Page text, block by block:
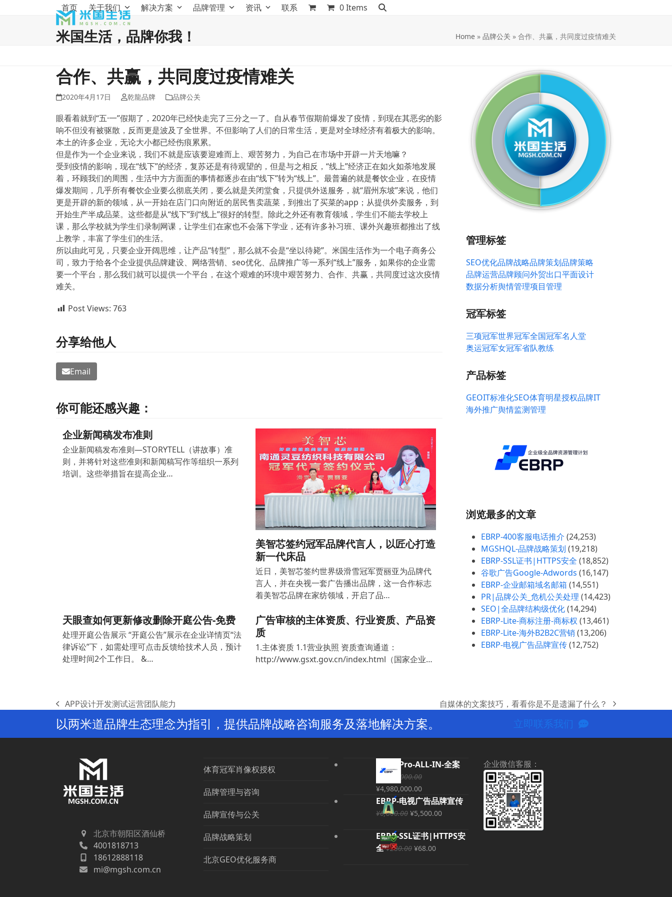
首页 关于我们 解决方案 品牌管理 资讯 联系 0 Items
米国生活，品牌你我！ Home » 品牌公关 » 合作、共赢，共同度过疫情难关
合作、共赢，共同度过疫情难关
2020年4月17日 乾龍品牌 品牌公关
眼看着就到“五·一”假期了，2020年已经快走完了三分之一了。自从春节假期前爆发了疫情，到现在其恶劣的影
响不但没有被驱散，反而更是波及了全世界。不但影响了人们的日常生活，更是对全球经济有着极大的影响。
本土的许多企业，无论大小都已经伤痕累累。
但是作为一个企业来说，我们不就是应该要迎难而上、艰苦努力，为自己在市场中开辟一片天地嘛？
受到疫情的影响，现在“线下”的经济，复苏还是有待观望的，但是与之相反，“线上”经济正在如火如荼地发展
着，环顾我们的周围，生活中方方面面的事情都逐步在由“线下”转为“线上”。最普遍的就是餐饮企业，在疫情
爆发期间，几乎所有餐饮企业要么彻底关闭，要么就是关闭堂食，只提供外送服务，就“眉州东坡”来说，他们
更是开辟的新的领域，从一开始在店门口向附近的居民售卖蔬菜，到推出了买菜的app；从提供外卖服务，到
开始生产半成品菜。这些都是从“线下”到“线上”很好的转型。除此之外还有教育领域，学生们不能去学校上
课，那么学校就为学生们录制网课，让学生们在家也不会落下学业，还有许多补习班、课外兴趣班都推出了线
上教学，丰富了学生们的生活。
所以由此可见，只要企业开阔思维，让产品“转型”，那么就不会是“坐以待毙”。米国生活作为一个电子商务公
司，致力于给各个企业提供品牌建设、网络营销、seo优化、品牌推广等一系列“线上”服务，如果你的企业需
要一个平台，那么我们就可以提供一个平台，在这个艰难的环境中艰苦努力、合作、共赢，共同度过这次疫情
难关。
Post Views: 763
分享给他人
Email
你可能还感兴趣：
企业新闻稿发布准则
企业新闻稿发布准则—STORYTELL（讲故事）准
则，并将针对这些准则和新闻稿写作等组织一系列
培训。这些举措旨在提高企业…
美智芯签约冠军品牌代言人，以匠心打造
新一代床品
近日，美智芯签约世界级滑雪冠军贾丽亚为品牌代
言人，并在央视一套广告播出品牌，这一合作标志
着美智芯品牌在家纺领域，开启了品…
天眼查如何更新修改删除开庭公告-免费
处理开庭公告展示 “开庭公告”展示在企业详情页“法
律诉讼”下，如需处理可点击反馈给技术人员，预计
处理时间2个工作日。 &…
广告审核的主体资质、行业资质、产品资
质
1.主体资质 1.1营业执照 资质查询通道：
http://www.gsxt.gov.cn/index.html（国家企业…
管理标签
SEO优化品牌战略品牌策划品牌策略
品牌运营品牌顾问外贸出口平面设计
数据分析舆情管理项目管理
冠军标签
三项冠军世界冠军全国冠军名人堂
奥运冠军女冠军省队教练
产品标签
GEOIT标准化SEO体育明星授权品牌IT
海外推广舆情监测管理
浏览最多的文章
EBRP-400客服电话推介 (24,253)
MGSHQL-品牌战略策划 (19,218)
EBRP-SSL证书|HTTPS安全 (18,852)
谷歌广告Google-Adwords (16,147)
EBRP-企业邮箱域名邮箱 (14,551)
PR|品牌公关_危机公关处理 (14,423)
SEO|全品牌结构级优化(14,294)
EBRP-Lite-商标注册-商标权 (13,461)
EBRP-Lite-海外B2B2C营销 (13,206)
EBRP-电视广告品牌宣传(12,752)
previous
post:
APP设计开发测试运营团队能力
next
自媒体的文案技巧，看看你是不是遗漏了什么？
以两米道品牌生态理念为指引，提供品牌战略咨询服务及落地解决方案。 立即联系我们
北京市朝阳区酒仙桥
4001818713
18612888118
mi@mgsh.com.cn
体育冠军肖像权授权
品牌管理与咨询
品牌宣传与公关
品牌战略策划
北京GEO优化服务商
EBRP-Pro-ALL-IN-全案
5,000,000.00
原
价
为：
¥4,980,000.00当
前
价
为：
¥4,980,000.00。
EBRP-电视广告品牌宣传
¥6,800.00 原
为：
¥6,800.00。
¥5,500.00当
价
EBRP-SSL证书|HTTPS安
全 ¥280.00 原
¥68.00当
企业微信客服：